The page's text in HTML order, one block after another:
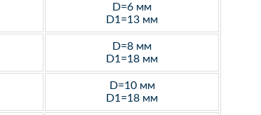
D=6 мм
D1=13 мм
D=8 мм
D1=18 мм
D=10 мм
D1=18 мм